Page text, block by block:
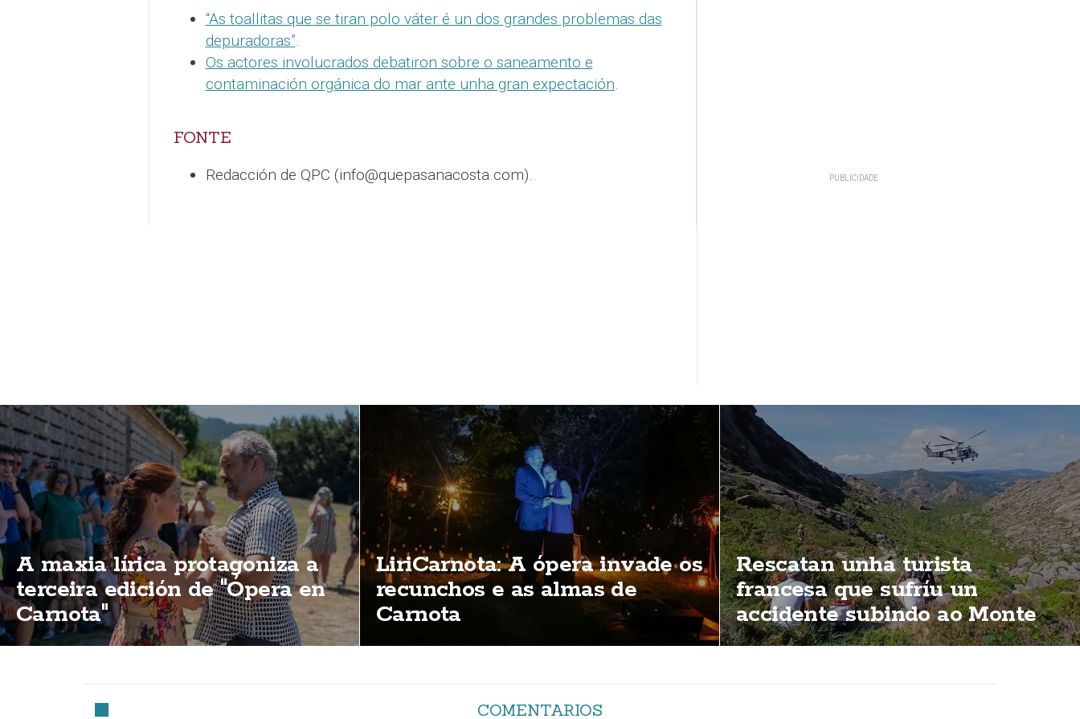
“As toallitas que se tiran polo váter é un dos grandes problemas das
depuradoras”.
Os actores involucrados debatiron sobre o saneamento e
contaminación orgánica do mar ante unha gran expectación.
FONTE
Redacción de QPC (info@quepasanacosta.com).
A maxia lírica protagoniza a
terceira edición de "Ópera en
Carnota"
LiriCarnota: A ópera invade os
recunchos e as almas de
Carnota
Rescatan unha turista
francesa que sufríu un
accidente subindo ao Monte
Pindo
COMENTARIOS